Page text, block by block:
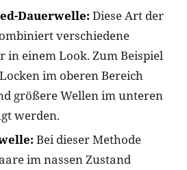
Dauerwelle: Diese Art der
verschiedene
in einem Look. Zum Beispiel
im oberen Bereich
größere Wellen im unteren
werden.
Bei dieser Methode
im nassen Zustand